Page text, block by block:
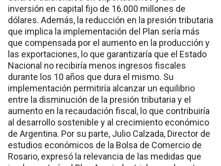
inversión en capital fijo de 16.000 millones de
dólares. Además, la reducción en la presión tributaria
que implica la implementación del Plan sería más
que compensada por el aumento en la producción y
las exportaciones, lo que garantizaría que el Estado
Nacional no recibiría menos ingresos fiscales
durante los 10 años que dura el mismo. Su
implementación permitiría alcanzar un equilibrio
entre la disminución de la presión tributaria y el
aumento en la recaudación fiscal, lo que contribuiría
al desarrollo sostenible y al crecimiento económico
de Argentina. Por su parte, Julio Calzada, Director de
estudios económicos de la Bolsa de Comercio de
Rosario, expresó la relevancia de las medidas que